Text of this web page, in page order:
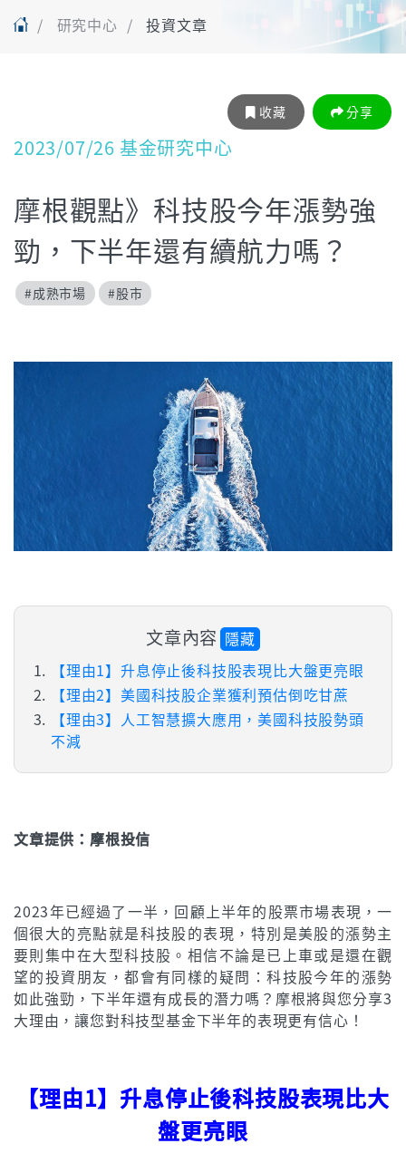
研究中心 投資文章
收藏 分享
2023/07/26 基金研究中心
摩根觀點》科技股今年漲勢強
勁，下半年還有續航力嗎？
#成熟市場 #股市
文章內容 隱藏
【理由1】升息停止後科技股表現比大盤更亮眼
【理由2】美國科技股企業獲利預估倒吃甘蔗
【理由3】人工智慧擴大應用，美國科技股勢頭
不減
文章提供：摩根投信
2023年已經過了一半，回顧上半年的股票市場表現，一
個很大的亮點就是科技股的表現，特別是美股的漲勢主
要則集中在大型科技股。相信不論是已上車或是還在觀
望的投資朋友，都會有同樣的疑問：科技股今年的漲勢
如此強勁，下半年還有成長的潛力嗎？摩根將與您分享3
大理由，讓您對科技型基金下半年的表現更有信心！
【理由1】升息停止後科技股表現比大
盤更亮眼